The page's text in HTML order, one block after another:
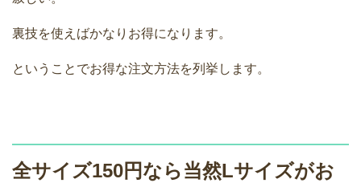
裏技を使えばかなりお得になります。
ということでお得な注文方法を列挙します。
全サイズ150円なら当然Lサイズがお